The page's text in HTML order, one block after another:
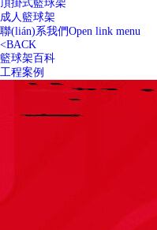
頂掛式籃球架
成人籃球架
聯(lián)系我們Open link menu
<BACK
籃球架百科
工程案例